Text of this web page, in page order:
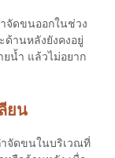
จัดขนออกในช่วง
านหลังยังคงอยู่
ยน้ำ แล้วไม่อยาก
ยน
ำจัดขนในบริเวณที่